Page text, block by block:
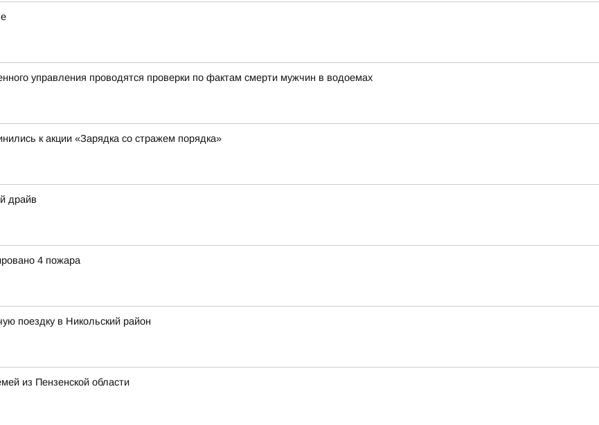
управления проводятся проверки по фактам смерти мужчин в водоемах
к акции «Зарядка со стражем порядка»
драйв
4 пожара
поездку в Никольский район
из Пензенской области